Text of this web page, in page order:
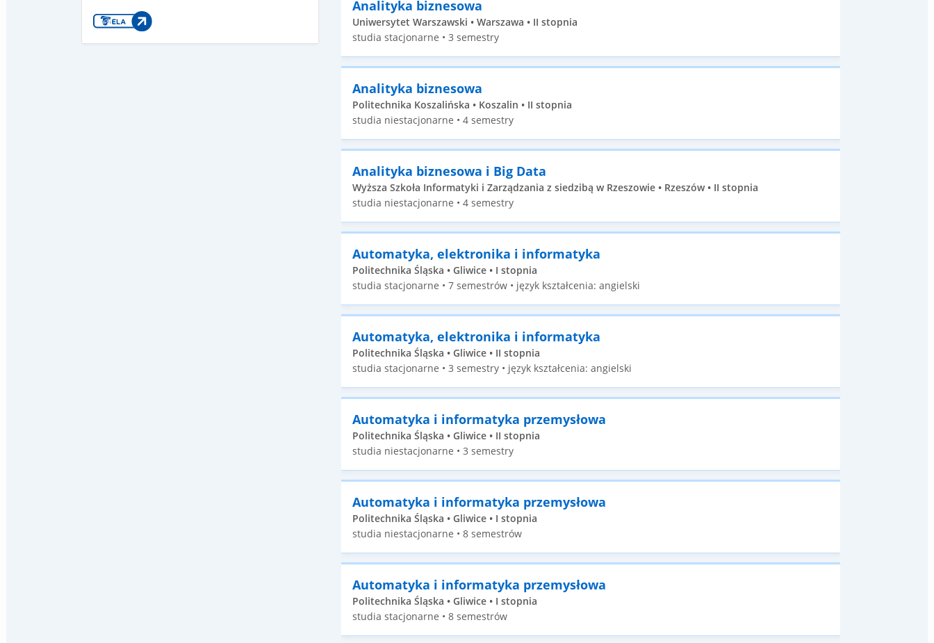
Analityka biznesowa
Uniwersytet Warszawski • Warszawa • II stopnia
studia stacjonarne • 3 semestry
Analityka biznesowa
Politechnika Koszalińska • Koszalin • II stopnia
studia niestacjonarne • 4 semestry
Analityka biznesowa i Big Data
Wyższa Szkoła Informatyki i Zarządzania z siedzibą w Rzeszowie • Rzeszów • II stopnia
studia niestacjonarne • 4 semestry
Automatyka, elektronika i informatyka
Politechnika Śląska • Gliwice • I stopnia
studia stacjonarne • 7 semestrów • język kształcenia: angielski
Automatyka, elektronika i informatyka
Politechnika Śląska • Gliwice • II stopnia
studia stacjonarne • 3 semestry • język kształcenia: angielski
Automatyka i informatyka przemysłowa
Politechnika Śląska • Gliwice • II stopnia
studia niestacjonarne • 3 semestry
Automatyka i informatyka przemysłowa
Politechnika Śląska • Gliwice • I stopnia
studia niestacjonarne • 8 semestrów
Automatyka i informatyka przemysłowa
Politechnika Śląska • Gliwice • I stopnia
studia stacjonarne • 8 semestrów